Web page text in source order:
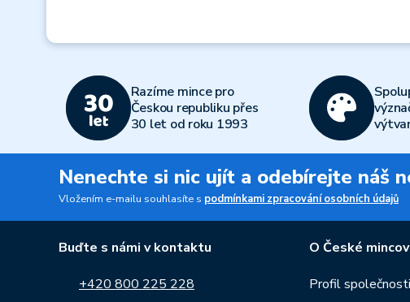
Razíme mince pro
Českou republiku přes
30 let od roku 1993
Nenechte si nic ujít a odebírejte náš
Vložením e-mailu souhlasíte s podmínkami zpracování osobních údajů
Buďte s námi v kontaktu
+420 800 225 228
O České
Profil společnosti